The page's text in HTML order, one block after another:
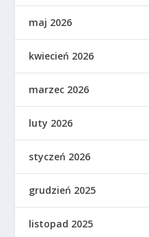
maj 2026
kwiecień 2026
marzec 2026
luty 2026
styczeń 2026
grudzień 2025
listopad 2025